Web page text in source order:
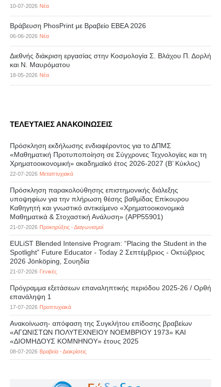
10-07-2026 Νέα
Βράβευση PhosPrint με Βραβείο ΕΒΕΑ 2026
06-06-2026 Νέα
Διεθνής διάκριση εργασίας στην Κοσμολογία Σ. Βλάχου Π. Δορλή
και Ν. Μαυρόματου
18-05-2026 Νέα
ΤΕΛΕΥΤΑΙΕΣ ΑΝΑΚΟΙΝΩΣΕΙΣ
Πρόσκληση εκδήλωσης ενδιαφέροντος για το ΔΠΜΣ
«Μαθηματική Προτυποποίηση σε Σύγχρονες Τεχνολογίες και τη
Χρηματοοικονομική» ακαδημαϊκό έτος 2026-2027 (B’ Kύκλος)
22-07-2026 Μεταπτυχιακά
Πρόσκληση παρακολούθησης επιστημονικής διάλεξης
υποψηφίων για την πλήρωση θέσης βαθμίδας Επίκουρου
Καθηγητή και γνωστικό αντικείμενο «Χρηματοοικονομικά
Μαθηματικά & Στοχαστική Ανάλυση» (APP55901)
21-07-2026 Προκηρύξεις - Διαγωνισμοί
EULiST Blended Intensive Program: “Placing the Student in the
Spotlight” Future Educator - Today 2 Σεπτέμβριος - Οκτώβριος
2026 Jönköping, Σουηδία
21-07-2026 Γενικές
Πρόγραμμα εξετάσεων επαναληπτικής περιόδου 2025-26 / Ορθή
επανάληψη 1
17-07-2026 Προπτυχιακά
Ανακοίνωση- απόφαση της Συγκλήτου επίδοσης βραβείων
«ΑΓΩΝΙΣΤΩΝ ΠΟΛΥΤΕΧΝΕΙΟΥ ΝΟΕΜΒΡΙΟΥ 1973» ΚΑΙ
«ΔΙΟΜΗΔΟΥΣ ΚΟΜΝΗΝΟΥ» έτους 2025
08-07-2026 Βραβεία - Διακρίσεις